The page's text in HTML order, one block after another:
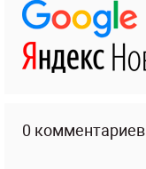
0 комментариев